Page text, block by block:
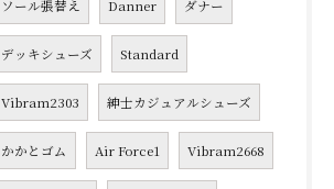
ソール張替え Danner ダナー
デッキシューズ Standard
Vibram2303 紳士カジュアルシューズ
かかとゴム Air Force1 Vibram2668